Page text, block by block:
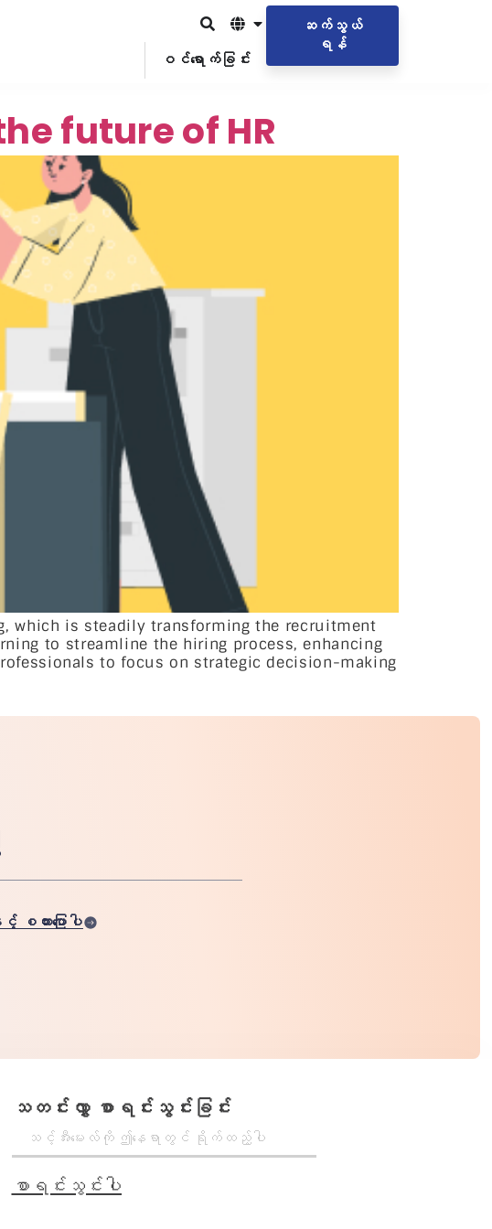
ဝင်ရောက်ခြင်း
ဆက်သွယ်
ရန်
future of HR
which is steadily transforming the recruitment
to streamline the hiring process, enhancing
to focus on strategic decision-making
ားပြောပါ
သတင်းလွှာ စာရင်းသွင်းခြင်း
စာရင်းသွင်းပါ